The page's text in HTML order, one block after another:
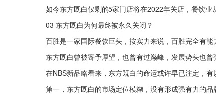
如今东方既白仅剩的5家门店将在2022年关店，餐饮业
03 东方既白为何最终被永久关闭？
百胜是一家国际餐饮巨头，按实力来说，百胜完全有
东方既白曾被寄予厚望，也曾有过巅峰，发展势头也
在NBS新品略看来，东方既白的命运或许早已注定，有
第一，东方既白的市场定位模糊，没有形成强有力的品